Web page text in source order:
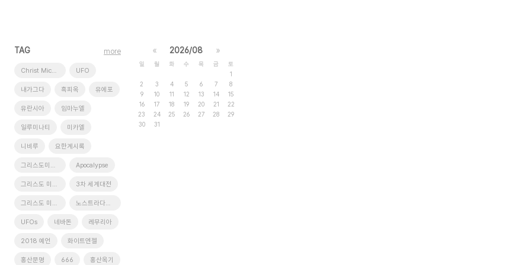
TAG
Christ Michael UFO
내가그다 흑피옥 유에포
유란시아 임마누엘
일루미나티 미카엘
니비루 요한계시록
그리스도미카엘 Apocalypse
그리스도 미카엘 3차 세계대전
그리스도 미가엘 노스트라다무스
UFOs 네바돈 레무리아
2018 예언 화이트엔젤
홍산문명 666 홍산옥기
more « 2026/08 »
일 월 화 수 목 금
토
1
2
3 4 5 6 7
8
9
10 11 12 13 14
15
16
17 18 19 20 21
22
23
24 25 26 27 28
29
30
31